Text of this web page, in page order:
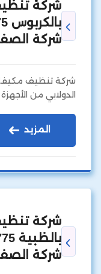
شركة
شركة
شركة تنظيف
الدولابي من
المزيد
شركة
شركة